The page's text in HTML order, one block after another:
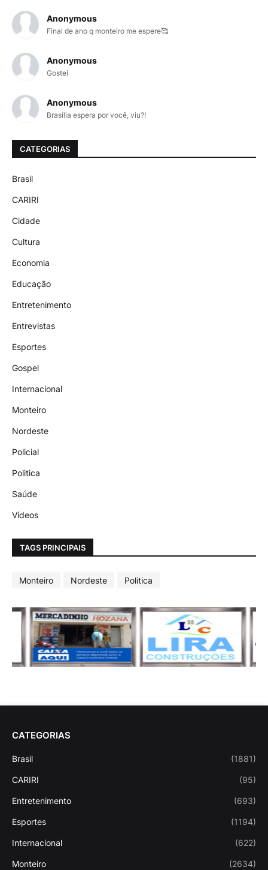
Anonymous
Final de ano q monteiro me espere🥰
Anonymous
Gostei
Anonymous
Brasília espera por você, viu?!
CATEGORIAS
Brasil
CARIRI
Cidade
Cultura
Economia
Educação
Entretenimento
Entrevistas
Esportes
Gospel
Internacional
Monteiro
Nordeste
Policial
Politica
Saúde
Vídeos
TAGS PRINCIPAIS
Monteiro Nordeste Politica
CATEGORIAS
Brasil (1881)
CARIRI (95)
Entretenimento (693)
Esportes (1194)
Internacional (622)
Monteiro (2634)